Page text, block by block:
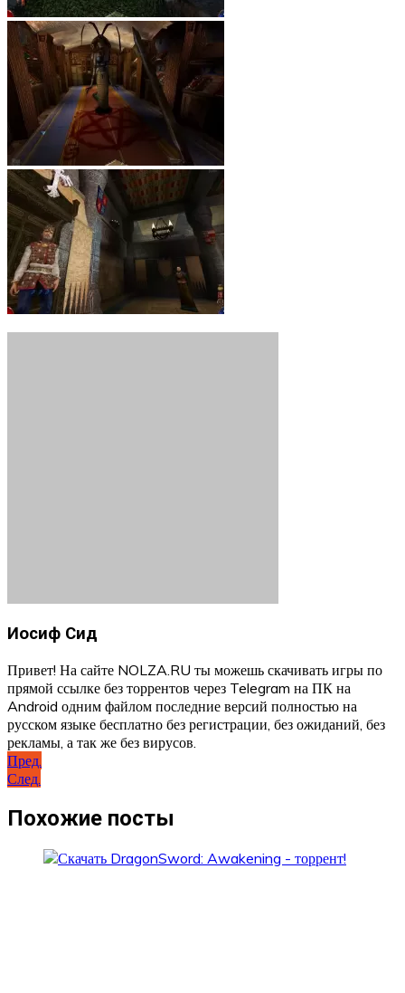
Иосиф Сид
Привет! На сайте NOLZA.RU ты можешь скачивать игры по
прямой ссылке без торрентов через Telegram на ПК на
Android одним файлом последние версий полностью на
русском языке бесплатно без регистрации, без ожиданий, без
рекламы, а так же без вирусов.
Навигация
по
записям
Пред.
След.
Похожие посты